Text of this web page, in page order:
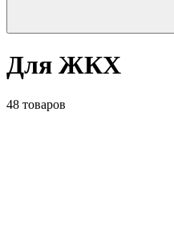
Для ЖКХ
48 товаров